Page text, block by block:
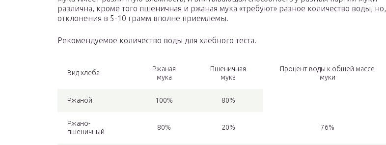
различна, кроме того пшеничная и ржаная мука «требуют» разное количество воды, но,
отклонения в 5-10 грамм вполне приемлемы.
Рекомендуемое количество воды для хлебного теста.
Вид хлеба
Ржаная
мука
Пшеничная
мука
Процент воды к общей массе
муки
Ржаной 100% 80%
Ржано-
пшеничный
80% 20% 76%